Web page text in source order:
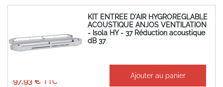
KIT ENTREE D'AIR HYGROREGLABLE
ACOUSTIQUE ANJOS VENTILATION
- Isola HY - 37 Réduction acoustique
dB 37
97,93 €
Ajouter au panier